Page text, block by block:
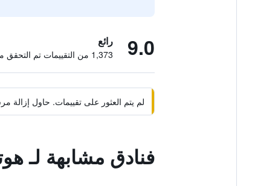
9.0 رائع
1,373 من التقييمات تم التحقق منها
لم يتم العثور على تقييمات. حاول
فنادق مشابهة لـ